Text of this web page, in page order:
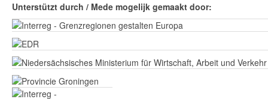
Unterstützt durch / Mede mogelijk gemaakt door: